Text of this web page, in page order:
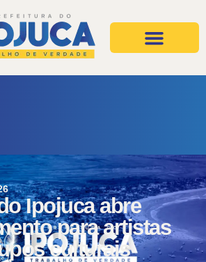
Ipojuca abre
para artistas
culturais